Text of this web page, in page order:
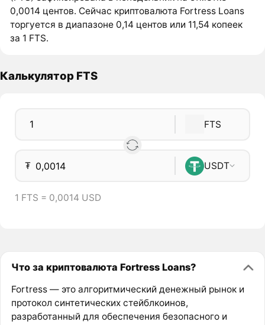
0,0014 центов. Сейчас криптовалюта Fortress Loans
торгуется в диапазоне 0,14 центов или 11,54 копеек
за 1 FTS.
Калькулятор FTS
FTS
₮ USDT
1 FTS = 0,0014 USD
Что за криптовалюта Fortress Loans?
Fortress — это алгоритмический денежный рынок и
протокол синтетических стейблкоинов,
разработанный для обеспечения безопасного и